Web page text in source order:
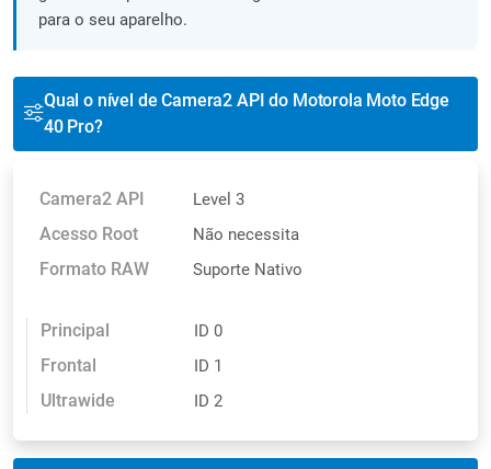
para o seu aparelho.
Qual o nível de Camera2 API do Motorola Moto Edge
40 Pro?
Camera2 API Level 3
Acesso Root Não necessita
Formato RAW Suporte Nativo
Principal ID 0
Frontal ID 1
Ultrawide ID 2